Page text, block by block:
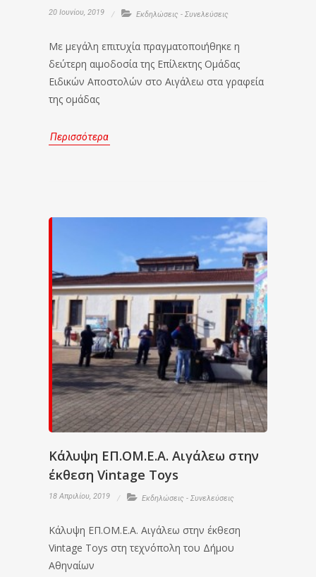
20 Ιουνίου, 2019 Εκδηλώσεις - Συνελεύσεις
Με μεγάλη επιτυχία πραγματοποιήθηκε η
δεύτερη αιμοδοσία της Επίλεκτης Ομάδας
Ειδικών Αποστολών στο Αιγάλεω στα γραφεία
της ομάδας
Περισσότερα
Κάλυψη ΕΠ.ΟΜ.Ε.Α. Αιγάλεω στην
έκθεση Vintage Toys
18 Απριλίου, 2019 Εκδηλώσεις - Συνελεύσεις
Κάλυψη ΕΠ.ΟΜ.Ε.Α. Αιγάλεω στην έκθεση
Vintage Toys στη τεχνόπολη του Δήμου
Αθηναίων